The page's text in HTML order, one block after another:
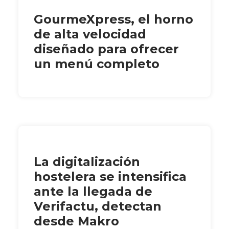
GourmeXpress, el horno
de alta velocidad
diseñado para ofrecer
un menú completo
La digitalización
hostelera se intensifica
ante la llegada de
Verifactu, detectan
desde Makro